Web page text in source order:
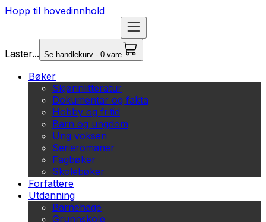
Hopp til hovedinnhold
Laster... Se handlekurv - 0 vare
Bøker
Skjønnlitteratur
Dokumentar og fakta
Hobby og fritid
Barn og ungdom
Ung voksen
Serieromaner
Fagbøker
Skolebøker
Forfattere
Utdanning
Barnehage
Grunnskole